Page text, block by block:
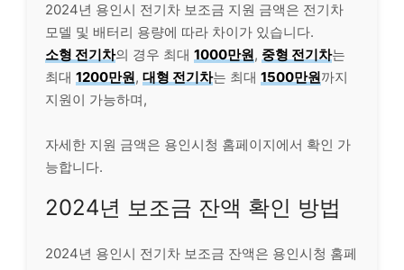
2024년 용인시 전기차 보조금 지원 금액은 전기차
모델 및 배터리 용량에 따라 차이가 있습니다.
소형 전기차의 경우 최대 1000만원, 중형 전기차는
최대 1200만원, 대형 전기차는 최대 1500만원까지
지원이 가능하며,
자세한 지원 금액은 용인시청 홈페이지에서 확인 가
능합니다.
2024년 보조금 잔액 확인 방법
2024년 용인시 전기차 보조금 잔액은 용인시청 홈페